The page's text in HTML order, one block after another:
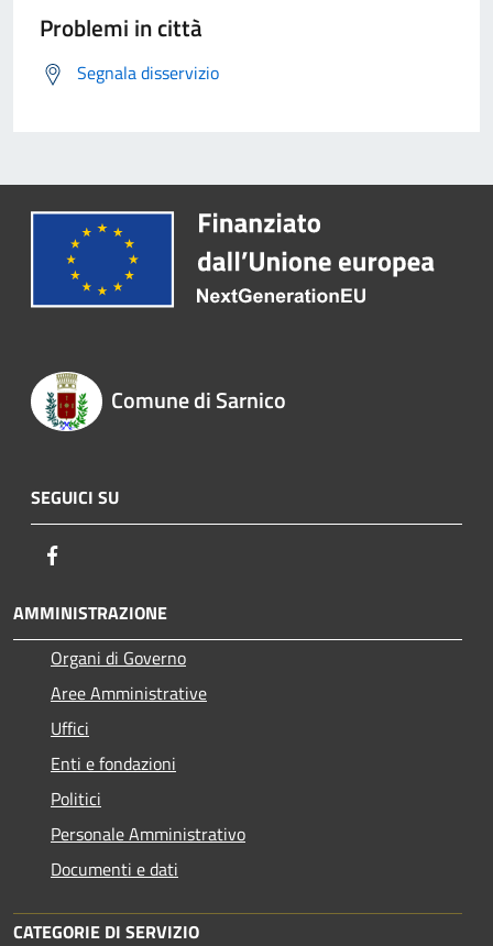
Problemi in città
Segnala disservizio
Comune di Sarnico
SEGUICI SU
AMMINISTRAZIONE
Organi di Governo
Aree Amministrative
Uffici
Enti e fondazioni
Politici
Personale Amministrativo
Documenti e dati
CATEGORIE DI SERVIZIO